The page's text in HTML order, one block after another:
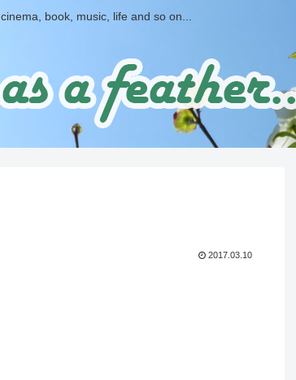
cinema, book, music, life and so on...
2017.03.10